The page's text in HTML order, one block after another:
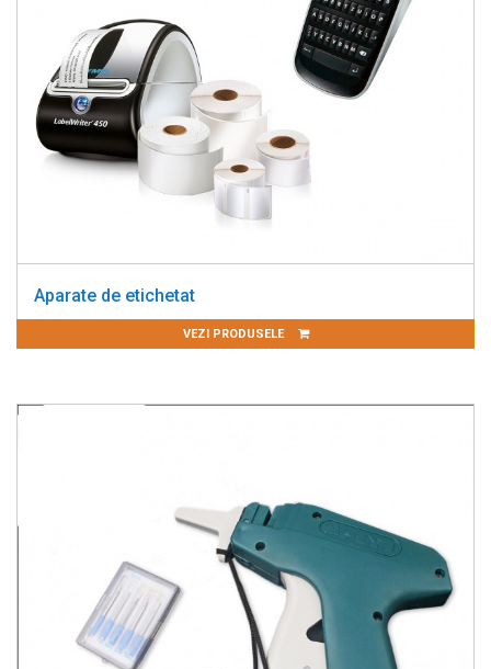
Aparate de etichetat
VEZI PRODUSELE